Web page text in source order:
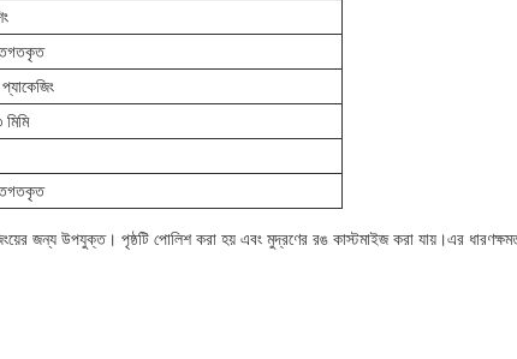
জন্য উপযুক্ত। পৃষ্ঠটি পোলিশ করা হয় এবং মুদ্রণের রঙ কাস্টমাইজ করা যায়।এর